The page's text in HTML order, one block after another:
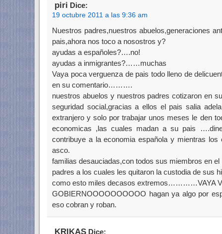
piri Dice:
19 octubre 2011 a las 9:36 am
Nuestros padres,nuestros abuelos,generaciones
pais,ahora nos toco a nosostros y?
ayudas a españoles?….no!
ayudas a inmigrantes?……muchas
Vaya poca verguenza de pais todo lleno de
en su comentario……….
nuestros abuelos y nuestros padres cotizaron en
seguridad social,gracias a ellos el pais salia
extranjero y solo por trabajar unos meses le den
economicas ,las cuales madan a su pais
contribuye a la economia española y mientras los
asco.
familias desauciadas,con todos sus miembros en el
padres a los cuales les quitaron la custodia de sus
como esto miles decasos extremos…………VAYA
GOBIERNOOOOOOOOOO hagan ya algo por
eso cobran y roban.
KRIKAS Dice: